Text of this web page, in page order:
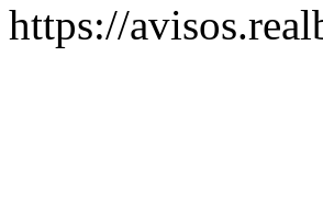
https://